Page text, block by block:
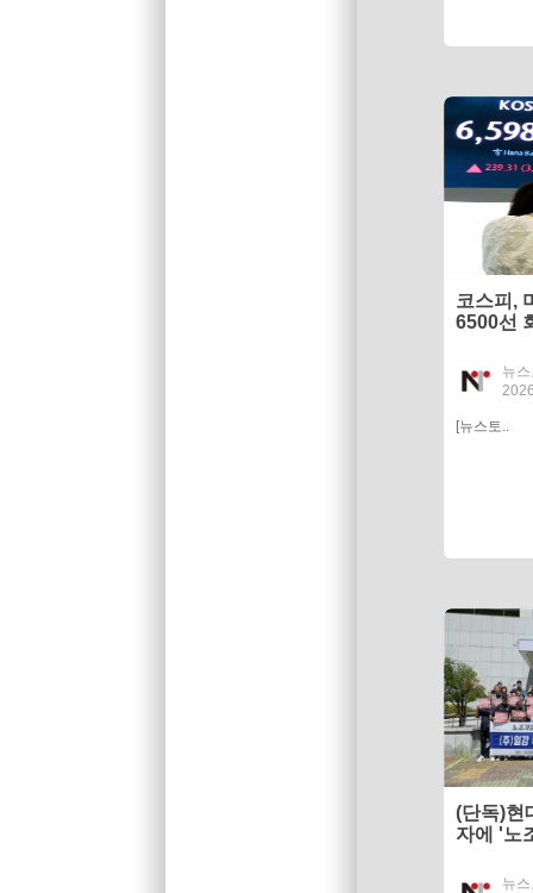
코스피,
6500선
뉴
[뉴스토..
(단독)현
자에 '노
뉴